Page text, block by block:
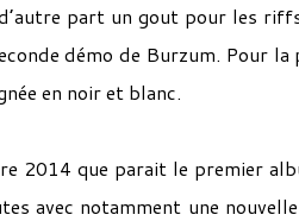
part un gout pour les
démo de Burzum. Pour
en noir et blanc.
2014 que parait le premier
avec notamment une nouvelle